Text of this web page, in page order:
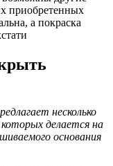
приобретенных
а покраска
несколько
делается на
основания